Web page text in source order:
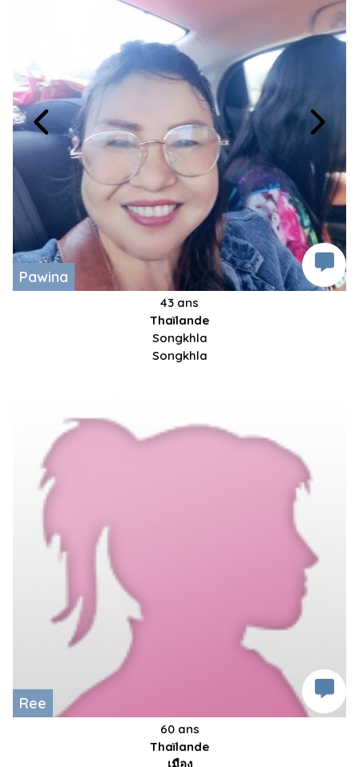
Pawina
43 ans
Thaïlande
Songkhla
Songkhla
Ree
60 ans
Thaïlande